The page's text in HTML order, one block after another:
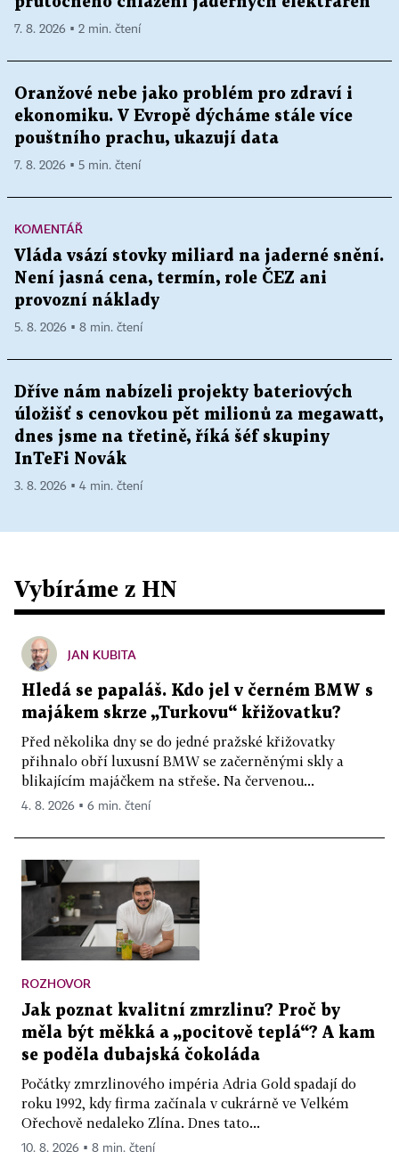
7. 8. 2026 ▪ 2 min. čtení
Oranžové nebe jako problém pro zdraví i
ekonomiku. V Evropě dýcháme stále více
pouštního prachu, ukazují data
7. 8. 2026 ▪ 5 min. čtení
KOMENTÁŘ
Vláda vsází stovky miliard na jaderné snění.
Není jasná cena, termín, role ČEZ ani
provozní náklady
5. 8. 2026 ▪ 8 min. čtení
Dříve nám nabízeli projekty bateriových
úložišť s cenovkou pět milionů za megawatt,
dnes jsme na třetině, říká šéf skupiny
InTeFi Novák
3. 8. 2026 ▪ 4 min. čtení
Vybíráme z HN
JAN KUBITA
Hledá se papaláš. Kdo jel v černém BMW s
majákem skrze „Turkovu“ křižovatku?
Před několika dny se do jedné pražské křižovatky
přihnalo obří luxusní BMW se začerněnými skly a
blikajícím majáčkem na střeše. Na červenou...
4. 8. 2026 ▪ 6 min. čtení
ROZHOVOR
Jak poznat kvalitní zmrzlinu? Proč by
měla být měkká a „pocitově teplá“? A kam
se poděla dubajská čokoláda
Počátky zmrzlinového impéria Adria Gold spadají do
roku 1992, kdy firma začínala v cukrárně ve Velkém
Ořechově nedaleko Zlína. Dnes tato...
10. 8. 2026 ▪ 8 min. čtení